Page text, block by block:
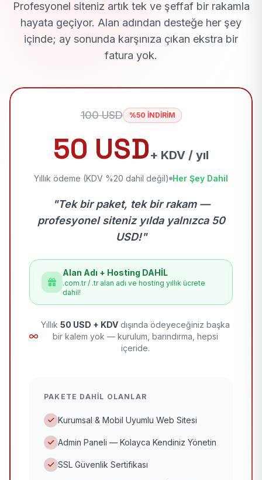
Profesyonel siteniz artık tek ve şeffaf bir rakamla
hayata geçiyor. Alan adından desteğe her şey
içinde; ay sonunda karşınıza çıkan ekstra bir
fatura yok.
100 USD %50 İNDİRİM
50 USD+ KDV / yıl
Yıllık ödeme (KDV %20 dahil değil) Her Şey Dahil
"Tek bir paket, tek bir rakam —
profesyonel siteniz yılda yalnızca 50
USD!"
Alan Adı + Hosting DAHİL
.com.tr / .tr alan adı ve hosting yıllık ücrete
dahil!
Yıllık 50 USD + KDV dışında ödeyeceğiniz başka
bir kalem yok — kurulum, barındırma, hepsi
içeride.
PAKETE DAHIL OLANLAR
Kurumsal & Mobil Uyumlu Web Sitesi
Admin Paneli — Kolayca Kendiniz Yönetin
SSL Güvenlik Sertifikası